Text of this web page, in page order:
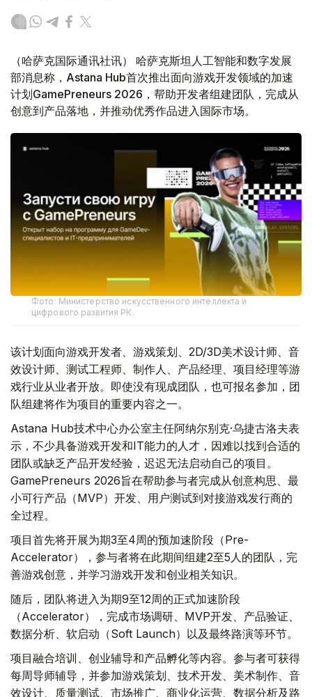
（哈萨克国际通讯社讯） 哈萨克斯坦人工智能和数字发展
部消息称，Astana Hub首次推出面向游戏开发领域的加速
计划GamePreneurs 2026，帮助开发者组建团队，完成从
创意到产品落地，并推动优秀作品进入国际市场。
Фото: Министерство искусственного интеллекта и
цифрового развития РК.
该计划面向游戏开发者、游戏策划、2D/3D美术设计师、音
效设计师、测试工程师、制作人、产品经理、项目经理等游
戏行业从业者开放。即使没有现成团队，也可报名参加，团
队组建将作为项目的重要内容之一。
Astana Hub技术中心办公室主任阿纳尔别克·乌捷古洛夫表
示，不少具备游戏开发和IT能力的人才，因难以找到合适的
团队或缺乏产品开发经验，迟迟无法启动自己的项目。
GamePreneurs 2026旨在帮助参与者完成从创意构思、最
小可行产品（MVP）开发、用户测试到对接游戏发行商的
全过程。
项目首先将开展为期3至4周的预加速阶段（Pre-
Accelerator），参与者将在此期间组建2至5人的团队，完
善游戏创意，并学习游戏开发和创业相关知识。
随后，团队将进入为期9至12周的正式加速阶段
（Accelerator），完成市场调研、MVP开发、产品验证、
数据分析、软启动（Soft Launch）以及最终路演等环节。
项目融合培训、创业辅导和产品孵化等内容。参与者可获得
每周导师辅导，并参加游戏策划、技术开发、美术制作、音
效设计、质量测试、市场推广、商业化运营、数据分析及路